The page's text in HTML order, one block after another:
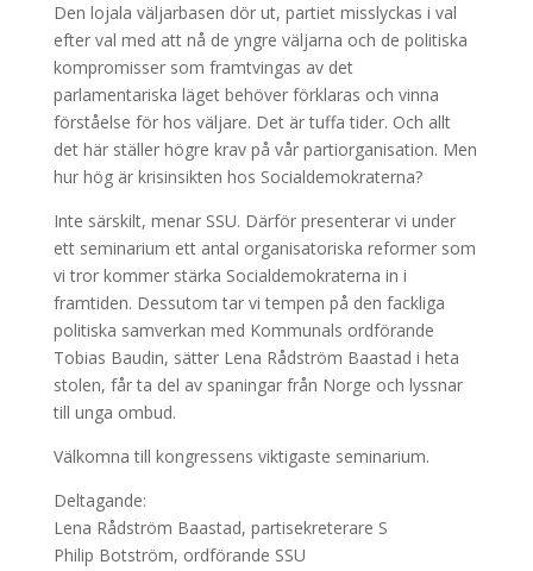
Den lojala väljarbasen dör ut, partiet misslyckas i val
efter val med att nå de yngre väljarna och de politiska
kompromisser som framtvingas av det
parlamentariska läget behöver förklaras och vinna
förståelse för hos väljare. Det är tuffa tider. Och allt
det här ställer högre krav på vår partiorganisation. Men
hur hög är krisinsikten hos Socialdemokraterna?
Inte särskilt, menar SSU. Därför presenterar vi under
ett seminarium ett antal organisatoriska reformer som
vi tror kommer stärka Socialdemokraterna in i
framtiden. Dessutom tar vi tempen på den fackliga
politiska samverkan med Kommunals ordförande
Tobias Baudin, sätter Lena Rådström Baastad i heta
stolen, får ta del av spaningar från Norge och lyssnar
till unga ombud.
Välkomna till kongressens viktigaste seminarium.
Deltagande:
Lena Rådström Baastad, partisekreterare S
Philip Botström, ordförande SSU